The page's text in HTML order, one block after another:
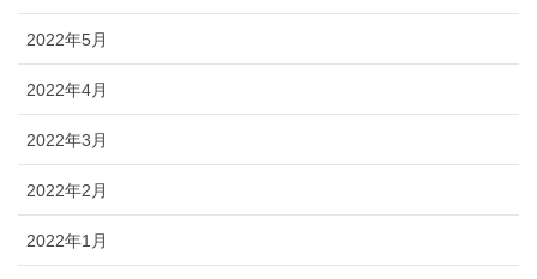
2022年5月
2022年4月
2022年3月
2022年2月
2022年1月